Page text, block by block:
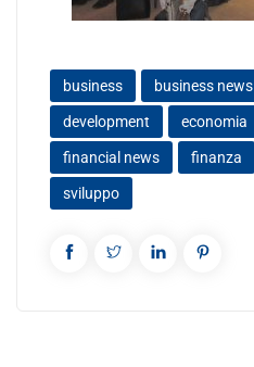
business business news
development economia
financial news finanza
sviluppo